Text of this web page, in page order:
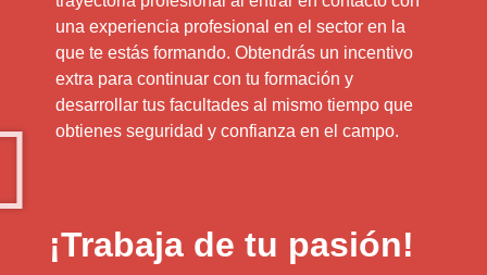
una experiencia profesional en el sector en la
que te estás formando. Obtendrás un incentivo
extra para continuar con tu formación y
desarrollar tus facultades al mismo tiempo que
obtienes seguridad y confianza en el campo.
¡Trabaja de tu pasión!